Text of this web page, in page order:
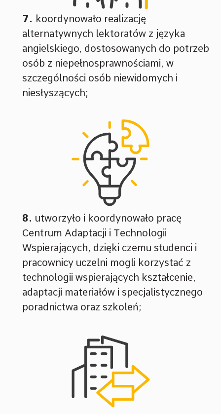
koordynowało realizację
alternatywnych lektoratów z języka
angielskiego, dostosowanych do potrzeb
osób z niepełnosprawnościami, w
szczególności osób niewidomych i
niesłyszących;
utworzyło i koordynowało pracę
Centrum Adaptacji i Technologii
Wspierających, dzięki czemu studenci i
pracownicy uczelni mogli korzystać z
technologii wspierających kształcenie,
adaptacji materiałów i specjalistycznego
poradnictwa oraz szkoleń;